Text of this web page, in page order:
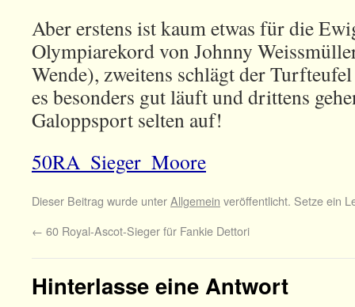
Aber erstens ist kaum etwas für die
Olympiarekord von Johnny
Wende), zweitens schlägt der
es besonders gut läuft und drittens
Galoppsport selten auf!
50RA_Sieger_Moore
Dieser Beitrag wurde unterAllgemein veröffentlicht. Setze ein
← 60 Royal-Ascot-Sieger für Fankie Dettori
Hinterlasse eine Antwort